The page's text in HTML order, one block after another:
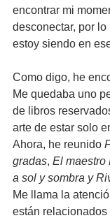
encontrar mi
desconectar, por
estoy siendo en
Como digo, he
Me quedaba uno
de libros
arte de estar solo
Ahora, he reunido
gradas, El maestro
a sol y sombra y
Me llama la
están